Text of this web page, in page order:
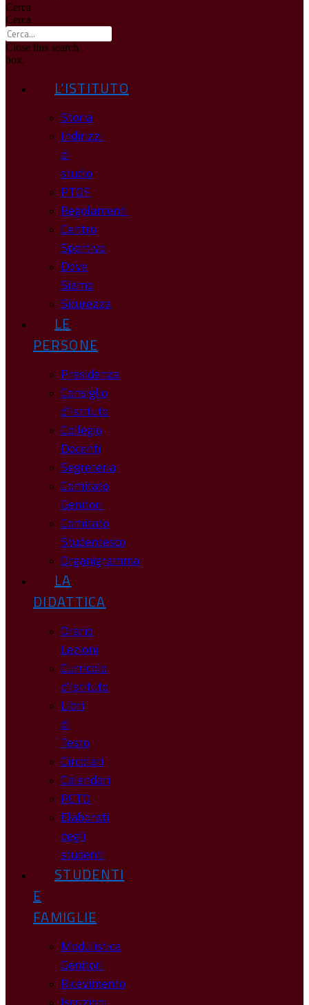
Cerca
Cerca
Close this search
box.
L’ISTITUTO
Storia
Indirizzi
di
studio
PTOF
Regolamenti
Centro
Sportivo
Dove
Siamo
Sicurezza
LE
PERSONE
Presidenza
Consiglio
d’Istituto
Collegio
Docenti
Segreteria
Comitato
Genitori
Comitato
Studentesco
Organigramma
LA
DIDATTICA
Orario
Lezioni
Curricolo
d’Istituto
Libri
di
Testo
Circolari
Calendari
PCTO
Elaborati
degli
studenti
STUDENTI
E
FAMIGLIE
Modulistica
Genitori
Ricevimento